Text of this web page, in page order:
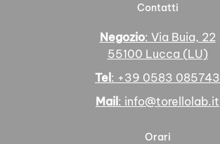
Contatti
Negozio: Via Buia, 22
55100 Lucca (LU)
Tel: +39 0583 085743
Mail: info@torellolab.it
Orari